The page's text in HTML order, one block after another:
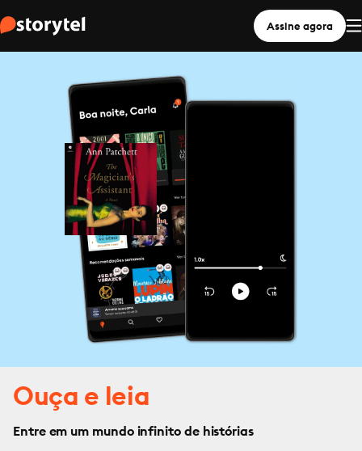
Assine agora
Ouça e leia
Entre em um mundo infinito de histórias